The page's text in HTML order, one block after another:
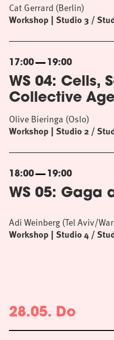
Workshop Studio 3 /
Cat Gerrard (Berlin)
17:00 19:00
WS 04: Cells,
Collective
Workshop Studio 2 /
Olive Bieringa (Oslo)
18:00 19:00
WS 05: Gaga
Workshop Studio 4 /
Adi Weinberg (Tel Aviv/
28.05. Do